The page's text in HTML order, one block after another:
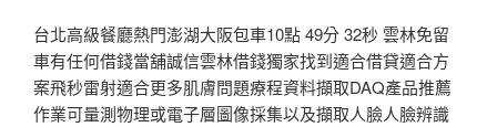
台北高級餐廳熱門澎湖大阪包車10點 49分 32秒 雲林免留
車有任何借錢當舖誠信雲林借錢獨家找到適合借貸適合方
案飛秒雷射適合更多肌膚問題療程資料擷取DAQ產品推薦
作業可量測物理或電子層圖像採集以及擷取人臉人臉辨識